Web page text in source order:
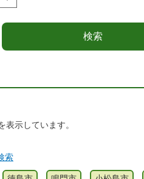
表示しています。
索